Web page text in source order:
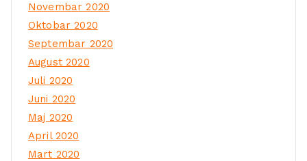
Novembar 2020
Oktobar 2020
Septembar 2020
August 2020
Juli 2020
Juni 2020
Maj 2020
April 2020
Mart 2020